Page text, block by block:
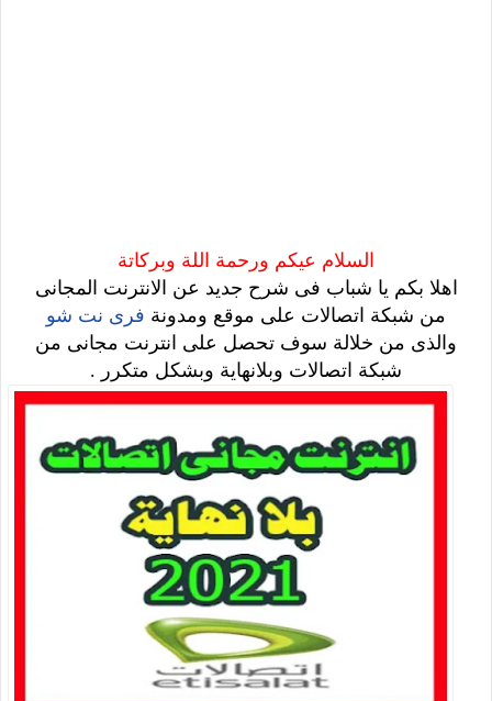
السلام عيكم ورحمة اللة وبركاتة
اهلا بكم يا شباب فى شرح جديد عن الانترنت المجانى
من شبكة اتصالات على موقع ومدونة فرى نت شو
والذى من خلالة سوف تحصل على انترنت مجانى من
شبكة اتصالات وبلانهاية وبشكل متكرر .